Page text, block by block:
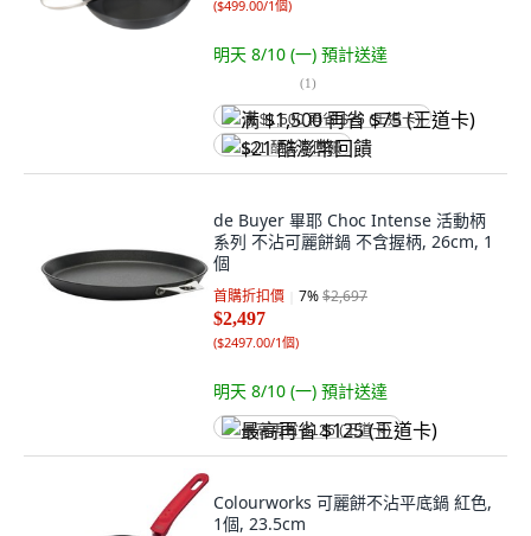
($499.00/1個)
明天 8/10 (一) 預計送達
(1)
满 $1,500 再省 $75 (王道卡)
$21 酷澎幣回饋
de Buyer 畢耶 Choc Intense 活動柄
系列 不沾可麗餅鍋 不含握柄, 26cm, 1
個
首購折扣價 7%$2,697
$2,497
($2497.00/1個)
明天 8/10 (一) 預計送達
最高再省 $125 (王道卡)
Colourworks 可麗餅不沾平底鍋 紅色,
1個, 23.5cm